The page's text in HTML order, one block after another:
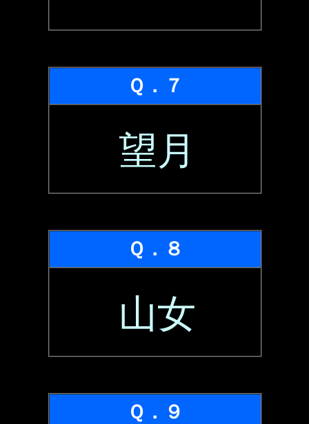
Ｑ．７
望月
Ｑ．８
山女
Ｑ．９